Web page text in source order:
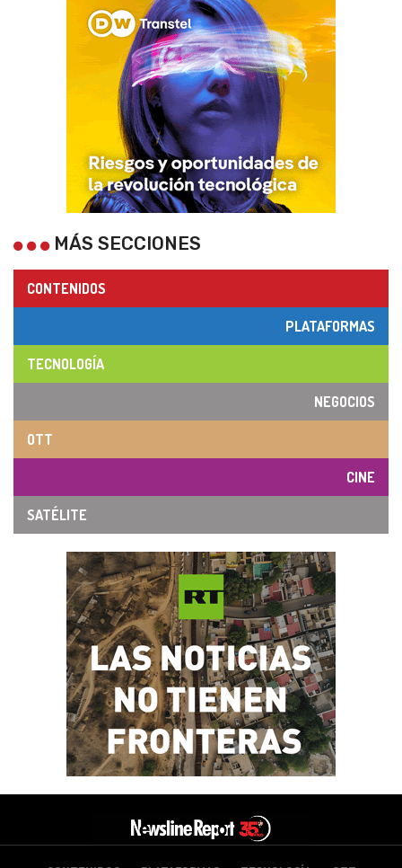
MÁS SECCIONES
CONTENIDOS
PLATAFORMAS
TECNOLOGÍA
NEGOCIOS
OTT
CINE
SATÉLITE